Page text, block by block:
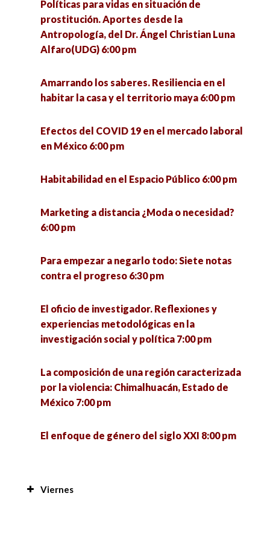
Políticas para vidas en situación de
prostitución. Aportes desde la
Antropología, del Dr. Ángel Christian Luna
Alfaro(UDG) 6:00 pm
Amarrando los saberes. Resiliencia en el
habitar la casa y el territorio maya 6:00 pm
Efectos del COVID 19 en el mercado laboral
en México 6:00 pm
Habitabilidad en el Espacio Público 6:00 pm
Marketing a distancia ¿Moda o necesidad?
6:00 pm
Para empezar a negarlo todo: Siete notas
contra el progreso 6:30 pm
El oficio de investigador. Reflexiones y
experiencias metodológicas en la
investigación social y política 7:00 pm
La composición de una región caracterizada
por la violencia: Chimalhuacán, Estado de
México 7:00 pm
El enfoque de género del siglo XXI 8:00 pm
Viernes